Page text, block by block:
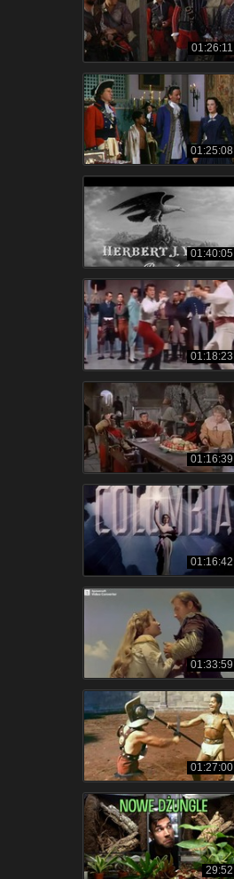
01:26:11
01:25:08
01:40:05
01:18:23
01:16:39
01:16:42
01:33:59
01:27:00
29:52